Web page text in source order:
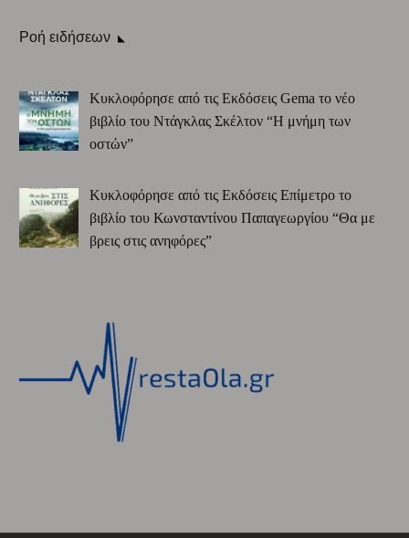
Ροή ειδήσεων
Κυκλοφόρησε από τις Εκδόσεις Gema το νέο
βιβλίο του Ντάγκλας Σκέλτον “Η μνήμη των
οστών”
Κυκλοφόρησε από τις Εκδόσεις Επίμετρο το
βιβλίο του Κωνσταντίνου Παπαγεωργίου “Θα με
βρεις στις ανηφόρες”